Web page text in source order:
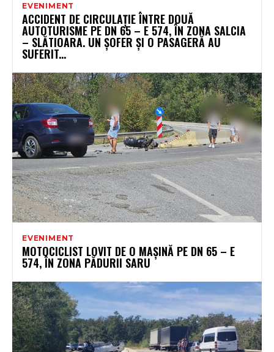
EVENIMENT
ACCIDENT DE CIRCULAȚIE ÎNTRE DOUĂ
AUTOTURISME PE DN 65 – E 574, ÎN ZONA SALCIA
– SLĂTIOARA. UN ȘOFER ȘI O PASAGERĂ AU
SUFERIT...
EVENIMENT
MOTOCICLIST LOVIT DE O MAȘINĂ PE DN 65 – E
574, ÎN ZONA PĂDURII SARU